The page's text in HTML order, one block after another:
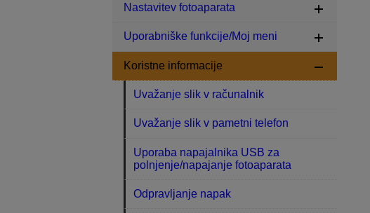
Nastavitev fotoaparata
Uporabniške funkcije/Moj meni
Koristne informacije
Uvažanje slik v računalnik
Uvažanje slik v pametni telefon
Uporaba napajalnika USB za
polnjenje/napajanje fotoaparata
Odpravljanje napak